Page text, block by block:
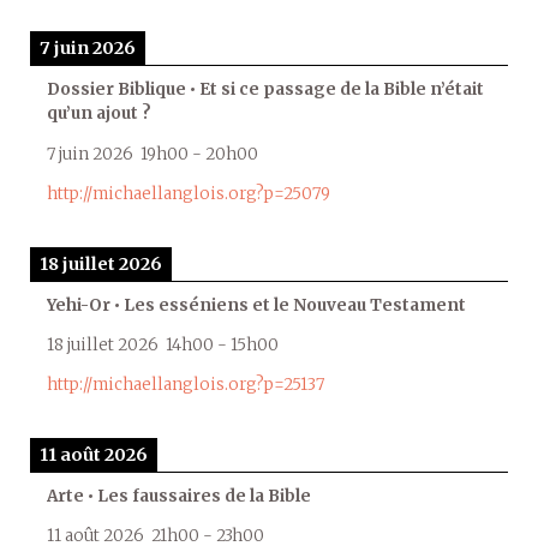
7 juin 2026
Dossier Biblique • Et si ce passage de la Bible n’était
qu’un ajout ?
7 juin 2026 19h00 - 20h00
http://michaellanglois.org?p=25079
18 juillet 2026
Yehi-Or • Les esséniens et le Nouveau Testament
18 juillet 2026 14h00 - 15h00
http://michaellanglois.org?p=25137
11 août 2026
Arte • Les faussaires de la Bible
11 août 2026 21h00 - 23h00